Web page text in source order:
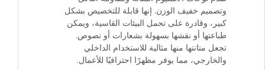
وتصميم خفيف الوزن. إنها قابلة للتخصيص بشكل
كبير، وقادرة على تحمل البيئات القاسية، ويمكن
طباعتها أو نقشها بسهولة بشعارات أو نصوص.
تجعل متانتها منها مثالية للاستخدام الداخلي
والخارجي، مما يوفر مظهرًا احترافيًا للأعمال.